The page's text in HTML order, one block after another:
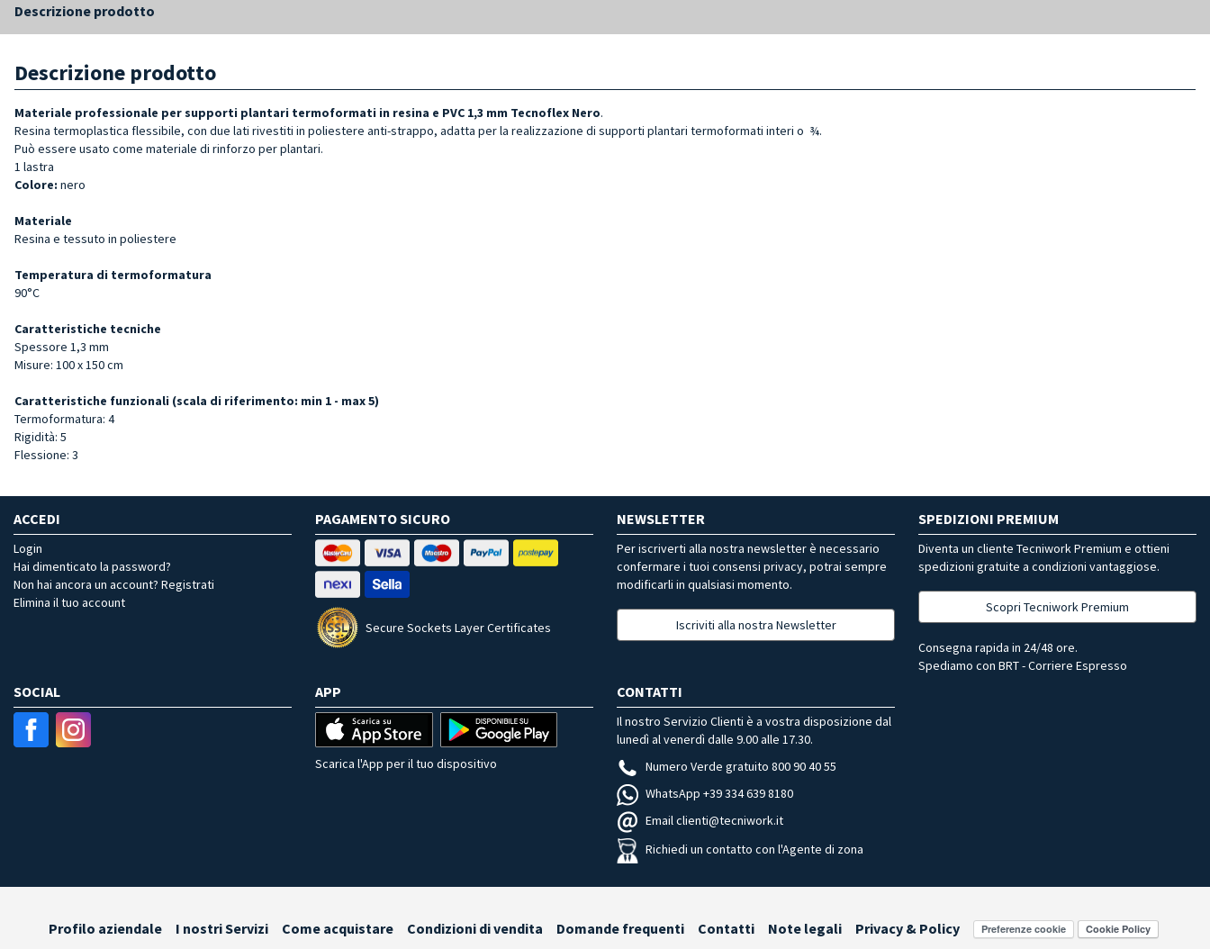
Descrizione prodotto
Descrizione prodotto
Materiale professionale per supporti plantari termoformati in resina e PVC 1,3 mm Tecnoflex Nero.
Resina termoplastica flessibile, con due lati rivestiti in poliestere anti-strappo, adatta per la realizzazione di supporti plantari termoformati interi o ¾.
Può essere usato come materiale di rinforzo per plantari.
1 lastra
Colore: nero
Materiale
Resina e tessuto in poliestere
Temperatura di termoformatura
90°C
Caratteristiche tecniche
Spessore 1,3 mm
Misure: 100 x 150 cm
Caratteristiche funzionali (scala di riferimento: min 1 - max 5)
Termoformatura: 4
Rigidità: 5
Flessione: 3
ACCEDI
Login
Hai dimenticato la password?
Non hai ancora un account? Registrati
Elimina il tuo account
PAGAMENTO SICURO
Secure Sockets Layer Certificates
NEWSLETTER
Per iscriverti alla nostra newsletter è necessario
confermare i tuoi consensi privacy, potrai sempre
modificarli in qualsiasi momento.
Iscriviti alla nostra Newsletter
SPEDIZIONI PREMIUM
Diventa un cliente Tecniwork Premium e ottieni
spedizioni gratuite a condizioni vantaggiose.
Scopri Tecniwork Premium
Consegna rapida in 24/48 ore.
Spediamo con BRT - Corriere Espresso
SOCIAL APP
Scarica l'App per il tuo dispositivo
CONTATTI
Il nostro Servizio Clienti è a vostra disposizione dal
lunedì al venerdì dalle 9.00 alle 17.30.
Numero Verde gratuito 800 90 40 55
WhatsApp +39 334 639 8180
Email clienti@tecniwork.it
Richiedi un contatto con l'Agente di zona
Profilo aziendale I nostri Servizi Come acquistare Condizioni di vendita Domande frequenti Contatti Note legali Privacy & Policy Preferenze cookie